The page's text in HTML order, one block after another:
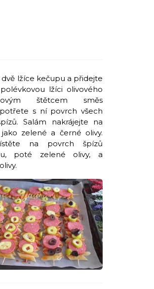
lžíce kečupu a přidejte
lžíci olivového
štětcem směs
s ní povrch všech
Salám nakrájejte na
zelené a černé olivy.
na povrch špízů
poté zelené olivy, a